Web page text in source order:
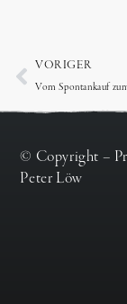
VORIGER
© Copyright –
Peter Löw